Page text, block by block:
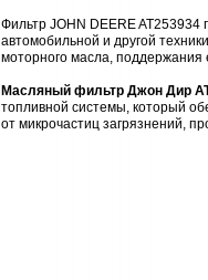
Фильтр JOHN DEERE AT253934
автомобильной и другой
моторного масла, поддержания
Масляный фильтр Джон Дир
топливной системы, который
от микрочастиц загрязнений,